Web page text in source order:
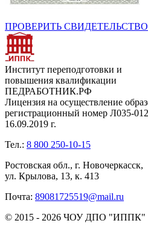
ПРОВЕРИТЬ СВИДЕТЕЛЬСТВО
Институт переподготовки и
повышения квалификации
ПЕДРАБОТНИК.РФ
Лицензия на осуществление
регистрационный номер Л035-
16.09.2019 г.
Тел.: 8 800 250-10-15
Ростовская обл., г. Новочеркасск,
ул. Крылова, 13, к. 413
Почта: 89081725519@mail.ru
© 2015 - 2026 ЧОУ ДПО "ИППК"